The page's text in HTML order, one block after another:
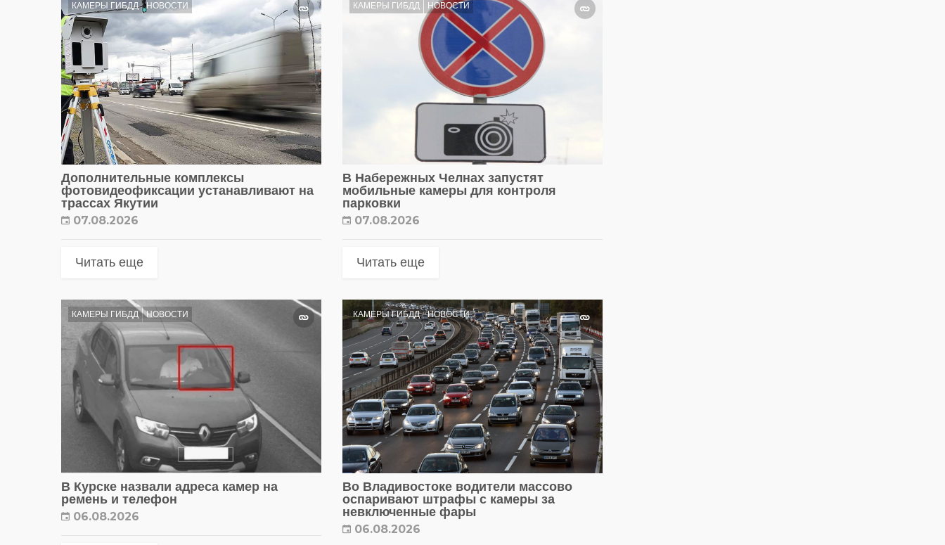
КАМЕРЫ ГИБДД НОВОСТИ
Дополнительные комплексы
фотовидеофиксации устанавливают на
трассах Якутии
07.08.2026
Читать еще
КАМЕРЫ ГИБДД НОВОСТИ
В Набережных Челнах запустят
мобильные камеры для контроля
парковки
07.08.2026
Читать еще
КАМЕРЫ ГИБДД НОВОСТИ
В Курске назвали адреса камер на
ремень и телефон
06.08.2026
КАМЕРЫ ГИБДД НОВОСТИ
Во Владивостоке водители массово
оспаривают штрафы с камеры за
невключенные фары
06.08.2026